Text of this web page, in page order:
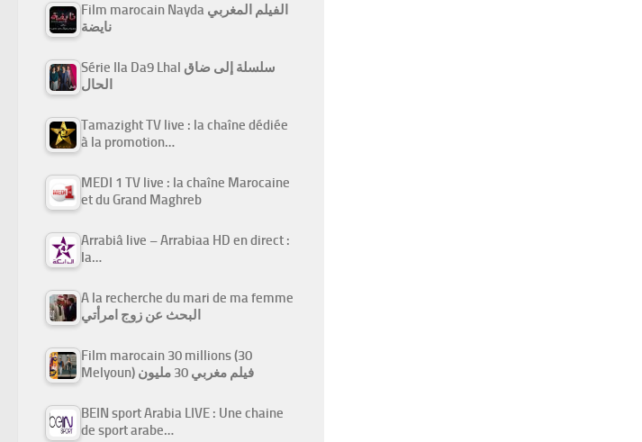
Film marocain Nayda الفيلم المغربي
نايضة
Série Ila Da9 Lhal سلسلة إلى ضاق
الحال
Tamazight TV live : la chaîne dédiée
à la promotion…
MEDI 1 TV live : la chaîne Marocaine
et du Grand Maghreb
Arrabiâ live – Arrabiaa HD en direct :
la…
A la recherche du mari de ma femme
البحث عن زوج امرأتي
Film marocain 30 millions (30
Melyoun) فيلم مغربي 30 مليون
BEIN sport Arabia LIVE : Une chaine
de sport arabe…